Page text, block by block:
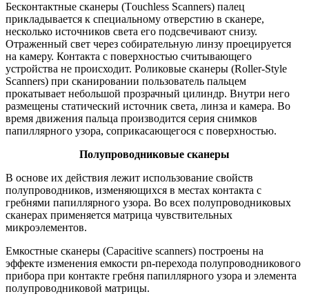
Бесконтактные сканеры (Tоuchless Scanners) палец
прикладывается к специальному отверстию в сканере,
несколько источников света его подсвечивают снизу.
Отраженный свет через собирательную линзу проецируется
на камеру. Контакта с поверхностью считывающего
устройства не происходит. Роликовые сканеры (Roller-Style
Scanners) при сканировании пользователь пальцем
прокатывает небольшой прозрачный цилиндр. Внутри него
размещены статический источник света, линза и камера. Во
время движения пальца производится серия снимков
папиллярного узора, соприкасающегося с поверхностью.
Полупроводниковые сканеры
В основе их действия лежит использование свойств
полупроводников, изменяющихся в местах контакта с
гребнями папиллярного узора. Во всех полупроводниковых
сканерах применяется матрица чувствительных
микроэлементов.
Емкостные сканеры (Capacitive scanners) построены на
эффекте изменения емкости pn-перехода полупроводникового
прибора при контакте гребня папиллярного узора и элемента
полупроводниковой матрицы.